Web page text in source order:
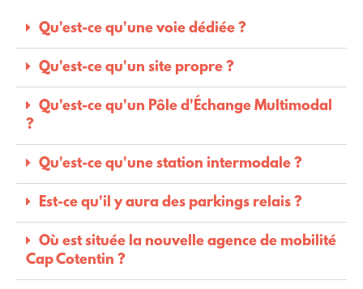
Qu'est-ce qu'une voie dédiée ?
Qu'est-ce qu'un site propre ?
Qu'est-ce qu'un Pôle d'Échange Multimodal
?
Qu'est-ce qu'une station intermodale ?
Est-ce qu'il y aura des parkings relais ?
Où est située la nouvelle agence de mobilité
Cap Cotentin ?